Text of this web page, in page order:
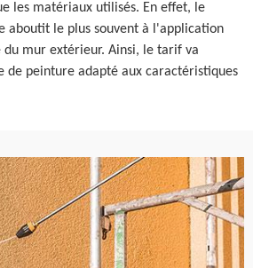
les matériaux utilisés. En effet, le
aboutit le plus souvent à l'application
mur extérieur. Ainsi, le tarif va
de peinture adapté aux caractéristiques